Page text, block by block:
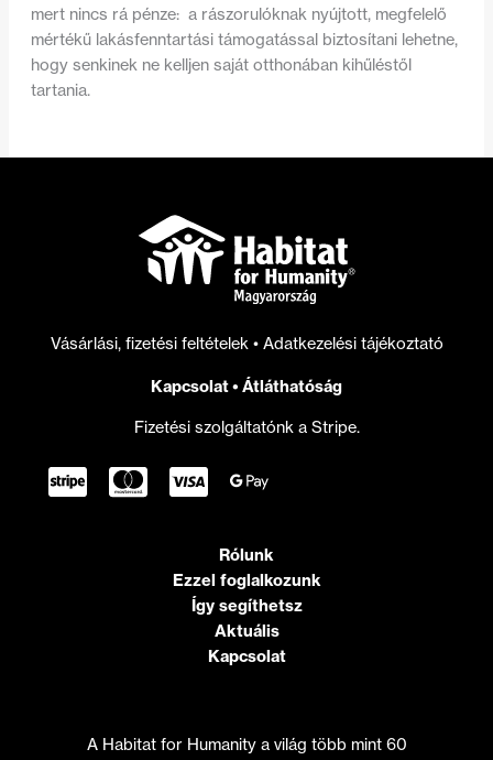
mert nincs rá pénze: a rászorulóknak nyújtott, megfelelő
mértékű lakásfenntartási támogatással biztosítani lehetne,
hogy senkinek ne kelljen saját otthonában kihűléstől
tartania.
Vásárlási, fizetési feltételek • Adatkezelési tájékoztató
Kapcsolat• Átláthatóság
Fizetési szolgáltatónk a Stripe.
Rólunk
Ezzel foglalkozunk
Így segíthetsz
Aktuális
Kapcsolat
A Habitat for Humanity a világ több mint 60